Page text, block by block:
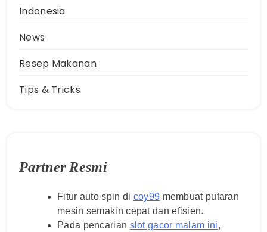
Indonesia
News
Resep Makanan
Tips & Tricks
Partner Resmi
Fitur auto spin di coy99 membuat putaran
mesin semakin cepat dan efisien.
Pada pencarian slot gacor malam ini,